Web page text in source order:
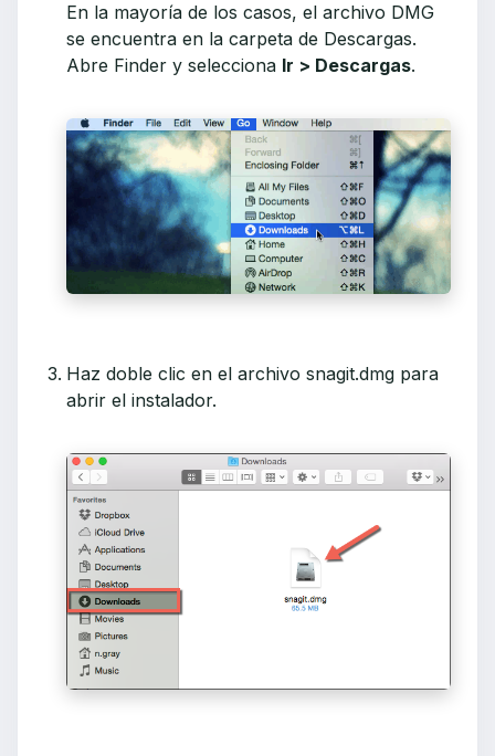
En la mayoría de los casos, el archivo DMG
se encuentra en la carpeta de Descargas.
Abre Finder y selecciona Ir > Descargas.
Haz doble clic en el archivo snagit.dmg para
abrir el instalador.